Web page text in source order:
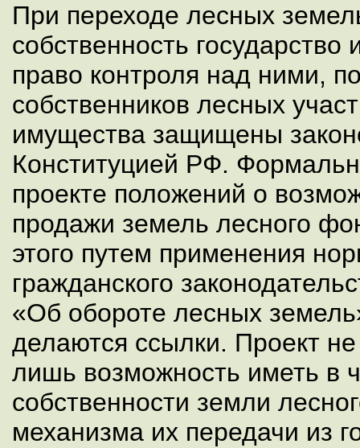
При переходе лесных
собственность государство
право контроля над ними,
собственников лесных
имущества защищены
Конституцией РФ.
проекте положений о
продажи земель лесного
этого путем применения
гражданского
«Об обороте лесных
делаются ссылки. Проект
лишь возможность иметь в
собственности земли
механизма их передачи из